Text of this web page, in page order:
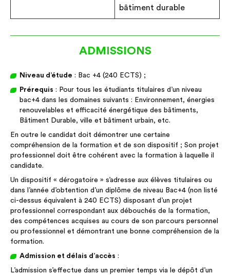
bâtiment durable
ADMISSIONS
Niveau d’étude : Bac +4 (240 ECTS) ;
Prérequis : Pour tous les étudiants titulaires d’un niveau
bac+4 dans les domaines suivants : Environnement, énergies
renouvelables et efficacité énergétique des bâtiments,
Bâtiment Durable, ville et bâtiment urbain, etc.
En outre le candidat doit démontrer une certaine
compréhension de la formation et de son dispositif ; Son projet
professionnel doit être cohérent avec la formation à laquelle il
candidate.
Un dispositif « dérogatoire » s’adresse aux élèves titulaires ou
dans l’année d’obtention d’un diplôme de niveau Bac+4 (non listé
ci-dessus équivalent à 240 ECTS) disposant d’un projet
professionnel correspondant aux débouchés de la formation,
des compétences acquises au cours de son parcours personnel
ou professionnel et démontrant une bonne compréhension de la
formation.
Admission et délais d’accès :
L’admission s’effectue dans un premier temps via le dépôt d’un